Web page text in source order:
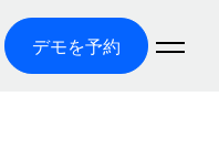
デモを予約